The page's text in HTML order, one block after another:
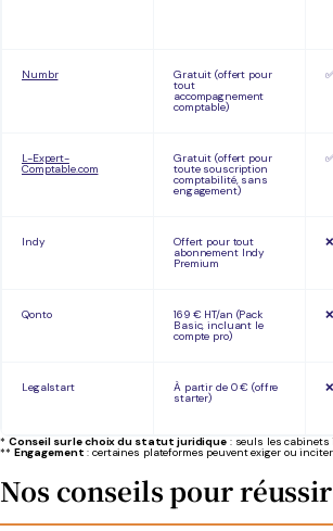
Numbr Gratuit (offert pour
tout
accompagnement
comptable)
L-Expert-
Comptable.com
Gratuit (offert pour
toute souscription
comptabilité, sans
engagement)
Indy Offert pour tout
abonnement Indy
Premium
Qonto 169 € HT/an (Pack
Basic, incluant le
compte pro)
Legalstart À partir de 0 € (offre
starter)
* Conseil sur le choix du statut juridique: seuls les cabinets
** Engagement : certaines plateformes peuvent exiger ou
Nos conseils pour